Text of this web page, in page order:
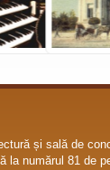
și sală de
la numărul 81 de